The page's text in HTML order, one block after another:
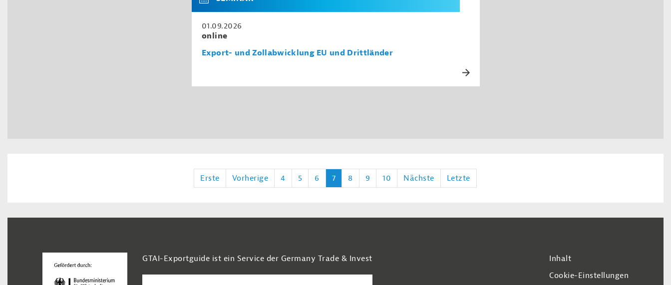
01.09.2026
online
Export- und Zollabwicklung EU und Drittländer
Erste Vorherige 4 5 6 7 8 9 10 Nächste Letzte
GTAI-Exportguide ist ein Service der Germany Trade & Invest
Footer Navigation
Inhalt
Cookie-Einstellungen